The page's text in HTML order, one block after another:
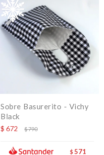
Sobre Basurerito - Vichy
Black
$ 672 $790
$ 571